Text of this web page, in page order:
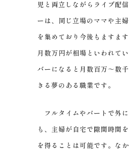
児と両立しながらライブ配
ーは、同じ立場のママや主
を集めており今後もますま
月数万円が相場といわれて
バーになると月数百万～数
きる夢のある職業です。
フルタイムやパートで外
も、主婦が自宅で隙間時間
を得ることは可能です。な